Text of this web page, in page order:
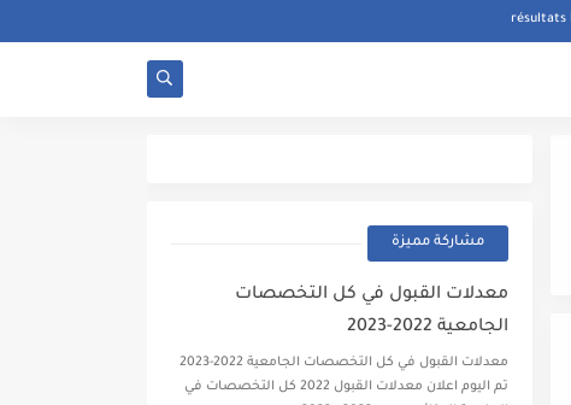
مشاركة مميزة
معدلات القبول في كل التخصصات
الجامعية 2022-2023
معدلات القبول في كل التخصصات الجامعية 2022-2023
تم اليوم اعلان معدلات القبول 2022 كل التخصصات في